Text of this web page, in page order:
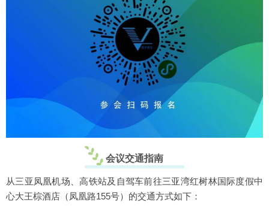
会议交通指南
从三亚凤凰机场、高铁站及自驾车前往三亚湾红树林国际度假中
心大王棕酒店（凤凰路155号）的交通方式如下：